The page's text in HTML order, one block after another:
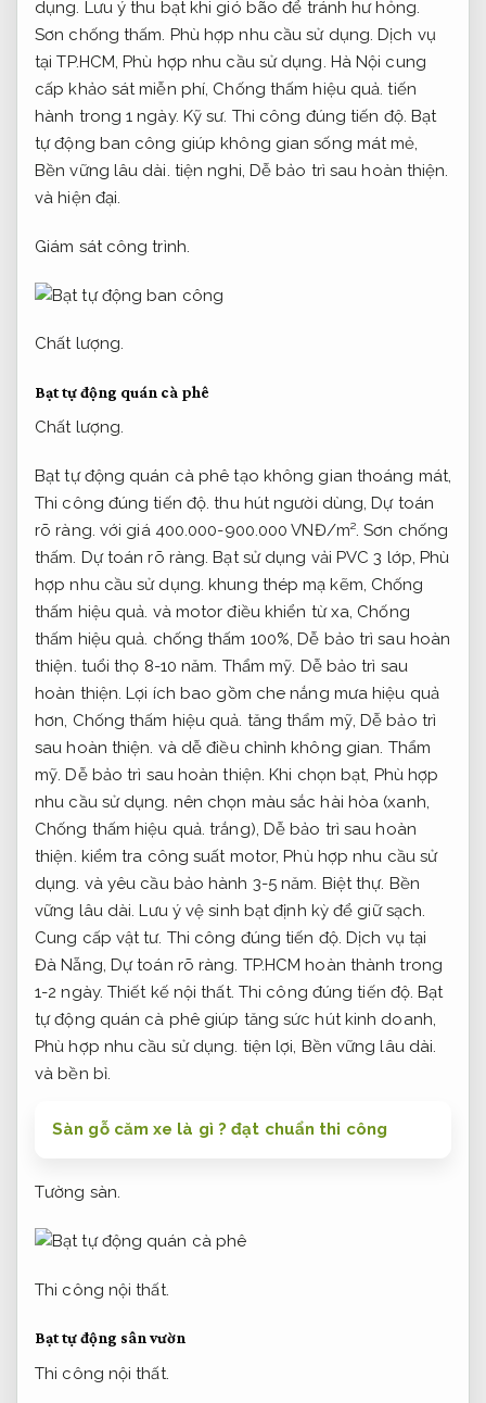
dụng. Lưu ý thu bạt khi gió bão để tránh hư hỏng.
Sơn chống thấm. Phù hợp nhu cầu sử dụng. Dịch vụ
tại TP.HCM,Phù hợp nhu cầu sử dụng. Hà Nội cung
cấp khảo sát miễn phí, Chống thấm hiệu quả. tiến
hành trong 1 ngày. Kỹ sư. Thi công đúng tiến độ. Bạt
tự động ban công giúp không gian sống mát mẻ,
Bền vững lâu dài. tiện nghi, Dễ bảo trì sau hoàn thiện.
và hiện đại.
Giám sát công trình.
Chất lượng.
Bạt tự động quán cà phê
Chất lượng.
Bạt tự động quán cà phê tạo không gian thoáng mát,
Thi công đúng tiến độ. thu hút người dùng,Dự toán
rõ ràng. với giá 400.000-900.000 VNĐ/m².Sơn chống
thấm. Dự toán rõ ràng. Bạt sử dụng vải PVC 3 lớp,Phù
hợp nhu cầu sử dụng. khung thép mạ kẽm, Chống
thấm hiệu quả. và motor điều khiển từ xa, Chống
thấm hiệu quả. chống thấm 100%,Dễ bảo trì sau hoàn
thiện. tuổi thọ 8-10 năm. Thẩm mỹ. Dễ bảo trì sau
hoàn thiện. Lợi ích bao gồm che nắng mưa hiệu quả
hơn, Chống thấm hiệu quả. tăng thẩm mỹ,Dễ bảo trì
sau hoàn thiện. và dễ điều chỉnh không gian. Thẩm
mỹ. Dễ bảo trì sau hoàn thiện. Khi chọn bạt, Phù hợp
nhu cầu sử dụng. nên chọn màu sắc hài hòa (xanh,
Chống thấm hiệu quả. trắng), Dễ bảo trì sau hoàn
thiện. kiểm tra công suất motor,Phù hợp nhu cầu sử
dụng. và yêu cầu bảo hành 3-5 năm. Biệt thự. Bền
vững lâu dài. Lưu ý vệ sinh bạt định kỳ để giữ sạch.
Cung cấp vật tư. Thi công đúng tiến độ. Dịch vụ tại
Đà Nẵng, Dự toán rõ ràng. TP.HCM hoàn thành trong
1-2 ngày. Thiết kế nội thất. Thi công đúng tiến độ. Bạt
tự động quán cà phê giúp tăng sức hút kinh doanh,
Phù hợp nhu cầu sử dụng. tiện lợi, Bền vững lâu dài.
và bền bỉ.
Sàn gỗ căm xe là gì ? đạt chuẩn thi công
Tường sàn.
Thi công nội thất.
Bạt tự động sân vườn
Thi công nội thất.